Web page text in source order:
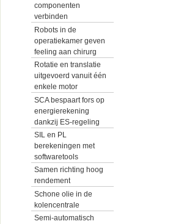
componenten
verbinden
Robots in de
operatiekamer geven
feeling aan chirurg
Rotatie en translatie
uitgevoerd vanuit één
enkele motor
SCA bespaart fors op
energierekening
dankzij ES-regeling
SIL en PL
berekeningen met
softwaretools
Samen richting hoog
rendement
Schone olie in de
kolencentrale
Semi-automatisch